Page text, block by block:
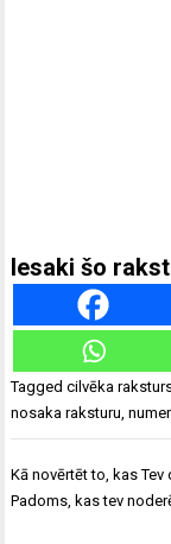
Iesaki šo
Taggedcilvēka
nosaka raksturu ,
Ziņu
izvēlne
Kā novērtēt to, kas Tev
Padoms, kas tev